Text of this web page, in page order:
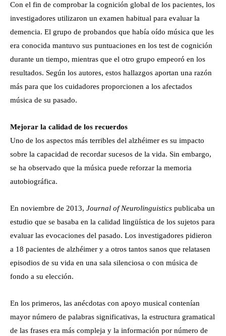
Con el fin de comprobar la cognición global de los pacientes, los
investigadores utilizaron un examen habitual para evaluar la
demencia. El grupo de probandos que había oído música que les
era conocida mantuvo sus puntuaciones en los test de cognición
durante un tiempo, mientras que el otro grupo empeoró en los
resultados. Según los autores, estos hallazgos aportan una razón
más para que los cuidadores proporcionen a los afectados
música de su pasado.
Mejorar la calidad de los recuerdos
Uno de los aspectos más terribles del alzhéimer es su impacto
sobre la capacidad de recordar sucesos de la vida. Sin embargo,
se ha observado que la música puede reforzar la memoria
autobiográfica.
En noviembre de 2013, Journal of Neurolinguistics publicaba un
estudio que se basaba en la calidad lingüística de los sujetos para
evaluar las evocaciones del pasado. Los investigadores pidieron
a 18 pacientes de alzhéimer y a otros tantos sanos que relatasen
episodios de su vida en una sala silenciosa o con música de
fondo a su elección.
En los primeros, las anécdotas con apoyo musical contenían
mayor número de palabras significativas, la estructura gramatical
de las frases era más compleja y la información por número de